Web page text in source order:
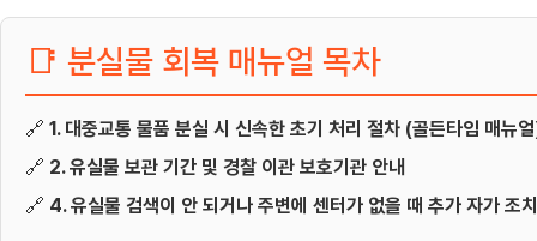
📑 분실물 회복 매뉴얼 목차
🔗 1. 대중교통 물품 분실 시 신속한 초기 처리 절차 (골든타임 매뉴
🔗 2. 유실물 보관 기간 및 경찰 이관 보호기관 안내
🔗 4. 유실물 검색이 안 되거나 주변에 센터가 없을 때 추가 자가 조